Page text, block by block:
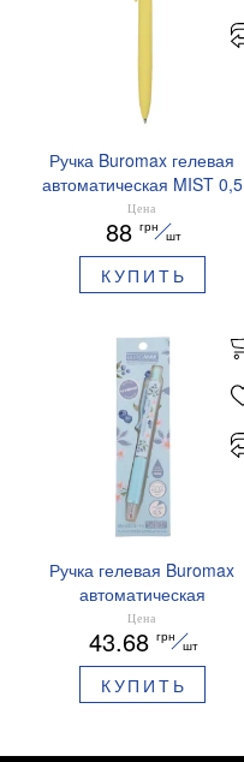
Ручка Buromax гелевая
автоматическая MIST 0,5
мм синие чернила
BM.83103
Цена
88 грн
шт
КУПИТЬ
Ручка гелевая Buromax
автоматическая
ARABESKI 0.5 мм
ароматизированный грипп
синие чернила в блистере
BM.8379-02
Цена
43.68 грн
шт
КУПИТЬ